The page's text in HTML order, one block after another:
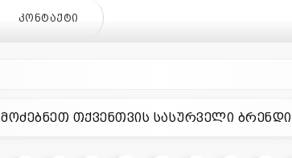
ᲙᲝᲜᲢᲐᲥᲢᲘ
მოძებნეთ თქვენთვის სასურველი ბრენდი